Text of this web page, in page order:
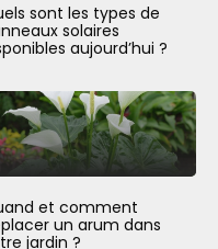
sont les types de
solaires
aujourd’hui ?
et comment
un arum dans
jardin ?